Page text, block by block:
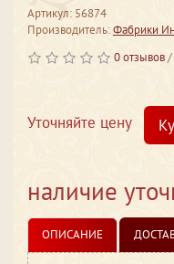
Артикул: 56874
Производитель:Фабрики
0 отзывов/
Уточняйте цену
наличие
ОПИСАНИЕ